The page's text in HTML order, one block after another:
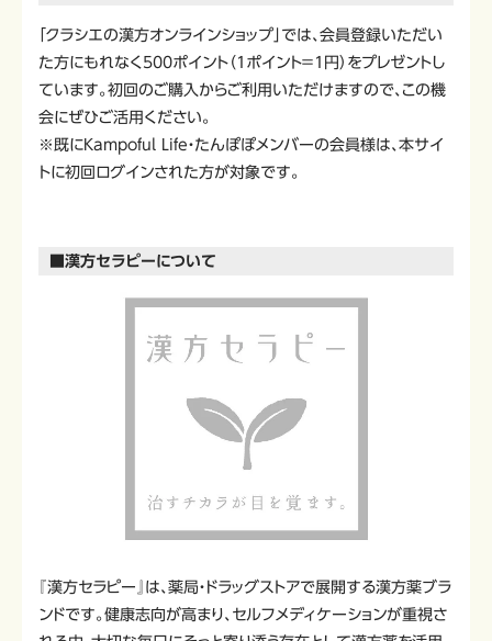
「クラシエの漢方オンラインショップ」では、会員登録いただい
た方にもれなく500ポイント（1ポイント＝1円）をプレゼントし
ています。初回のご購入からご利用いただけますので、この機
会にぜひご活用ください。
※既にKampoful Life・たんぽぽメンバーの会員様は、本サイ
トに初回ログインされた方が対象です。
■漢方セラピーについて
『漢方セラピー』は、薬局・ドラッグストアで展開する漢方薬ブラ
ンドです。健康志向が高まり、セルフメディケーションが重視さ